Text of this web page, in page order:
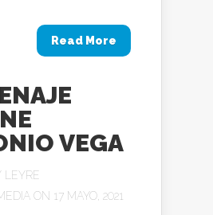
Read More
VEGA
LEYRE
ON 17 MAYO, 2021